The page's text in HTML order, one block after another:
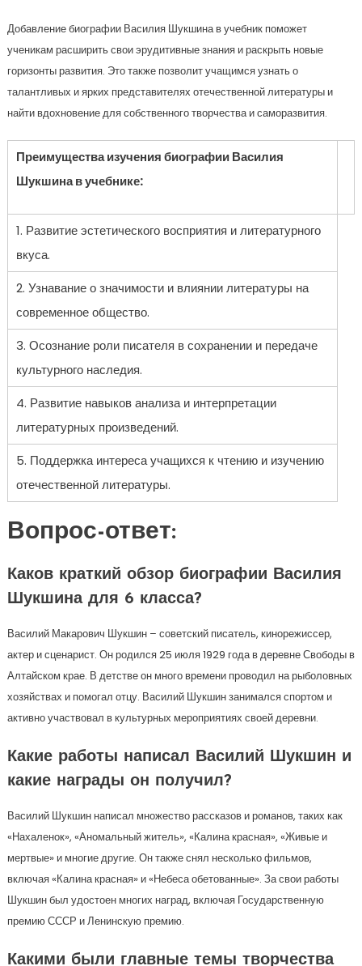
Добавление биографии Василия Шукшина в учебник поможет
ученикам расширить свои эрудитивные знания и раскрыть новые
горизонты развития. Это также позволит учащимся узнать о
талантливых и ярких представителях отечественной литературы и
найти вдохновение для собственного творчества и саморазвития.
Преимущества изучения биографии Василия
Шукшина в учебнике:
1. Развитие эстетического восприятия и литературного
вкуса.
2. Узнавание о значимости и влиянии литературы на
современное общество.
3. Осознание роли писателя в сохранении и передаче
культурного наследия.
4. Развитие навыков анализа и интерпретации
литературных произведений.
5. Поддержка интереса учащихся к чтению и изучению
отечественной литературы.
Вопрос-ответ:
Каков краткий обзор биографии Василия
Шукшина для 6 класса?
Василий Макарович Шукшин – советский писатель, кинорежиссер,
актер и сценарист. Он родился 25 июля 1929 года в деревне Свободы в
Алтайском крае. В детстве он много времени проводил на рыболовных
хозяйствах и помогал отцу. Василий Шукшин занимался спортом и
активно участвовал в культурных мероприятиях своей деревни.
Какие работы написал Василий Шукшин и
какие награды он получил?
Василий Шукшин написал множество рассказов и романов, таких как
«Нахаленок», «Аномальный житель», «Калина красная», «Живые и
мертвые» и многие другие. Он также снял несколько фильмов,
включая «Калина красная» и «Небеса обетованные». За свои работы
Шукшин был удостоен многих наград, включая Государственную
премию СССР и Ленинскую премию.
Какими были главные темы творчества